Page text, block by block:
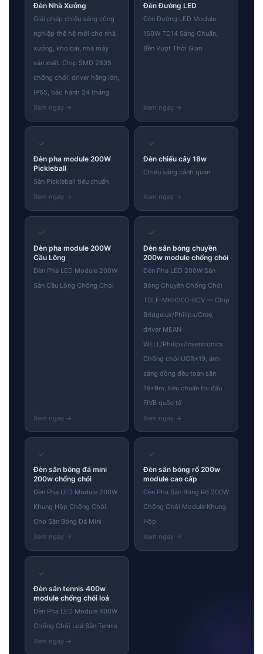
Đèn Nhà Xưởng
Giải pháp chiếu sáng công
nghiệp thế hệ mới cho nhà
xưởng, kho bãi, nhà máy
sản xuất. Chip SMD 2835
chống chói, driver hãng lớn,
IP65, bảo hành 24 tháng.
Đèn Đường LED
Đèn Đường LED Module
150W TD14 Sáng Chuẩn,
Bền Vượt Thời Gian
✓
Đèn pha module 200W
Pickleball
Sân Pickleball tiêu chuẩn
✓
Đèn chiếu cây 18w
Chiếu sáng cảnh quan
✓
Đèn pha module 200W
Cầu Lông
Đèn Pha LED Module 200W
Sân Cầu Lông Chống Chói
✓
Đèn sân bóng chuyền
200w module chống chói
Đèn Pha LED 200W Sân
Bóng Chuyền Chống Chói
TDLF-MKH200-BCV — Chip
Bridgelux/Philips/Cree,
driver MEAN
WELL/Philips/Inventronics.
Chống chói UGR<19, ánh
sáng đồng đều toàn sân
18×9m, tiêu chuẩn thi đấu
FIVB quốc tế
✓
Đèn sân bóng đá mini
200w chống chói
Đèn Pha LED Module 200W
Khung Hộp Chống Chói
Cho Sân Bóng Đá Mini
✓
Đèn sân bóng rổ 200w
module cao cấp
Đèn Pha Sân Bóng Rổ 200W
Chống Chói Module Khung
Hộp
✓
Đèn sân tennis 400w
module chống chói loá
Đèn Pha LED Module 400W
Chống Chói Loá Sân Tennis